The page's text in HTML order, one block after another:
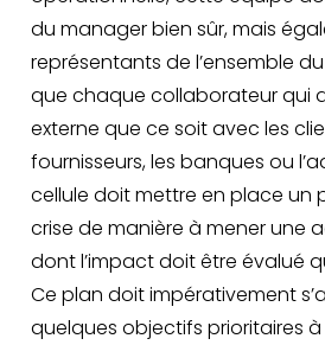
du manager bien sûr, mais
représentants de l’ensemble
que chaque collaborateur qui
externe que ce soit avec les
fournisseurs, les banques ou
cellule doit mettre en place un
crise de manière à mener une
dont l’impact doit être évalué
Ce plan doit impérativement
quelques objectifs prioritaires à